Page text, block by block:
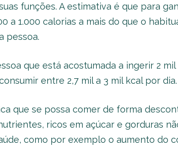
funções. A estimativa é que para
a 1.000 calorias a mais do que o
pessoa.
que está acostumada a ingerir 2 mil
entre 2,7 mil a 3 mil kcal por dia.
que se possa comer de forma
ricos em açúcar e gorduras
como por exemplo o aumento do